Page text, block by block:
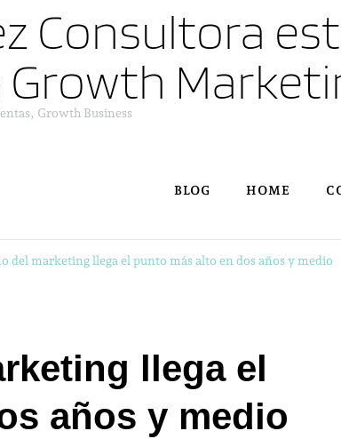
Consultora
Growth Business
BLOG HOME
del marketing llega el punto más alto en dos años y medio
llega el
años y medio